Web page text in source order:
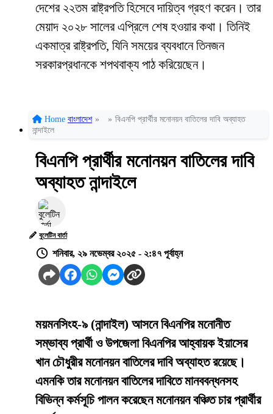
দেশের ২২তম রাষ্ট্রপতি হিসেবে দায়িত্ব গ্রহণ করেন। তার
মেয়াদ ২০২৮ সালের এপ্রিলে শেষ হওয়ার কথা। তিনিই
একমাত্র রাষ্ট্রপতি, যিনি সময়ের ব্যবধানে তিনজন
সরকারপ্রধানকে শপথবাক্য পাঠ করিয়েছেন।
Home বাংলাদেশ » » বিএনপি প্রার্থীর মনোনয়ন বাতিলের দাবি অব্যাহত
নান্দাইলে
বিএনপি প্রার্থীর মনোনয়ন বাতিলের দাবি
অব্যাহত নান্দাইলে
বুলেটিন বার্তা
শনিবার, ২৯ নভেম্বর ২০২৫ - ২:৪৭ পূর্বাহ্ন
ময়মনসিংহ-৯ (নান্দাইল) আসনে বিএনপির মনোনীত
সম্ভাব্য প্রার্থী ও উপজেলা বিএনপির আহ্বায়ক ইয়াসের
খান চৌধুরীর মনোনয়ন বাতিলের দাবি অব্যাহত রয়েছে।
এমনকি তার মনোনয়ন বাতিলের দাবিতে মানববন্ধনসহ
বিভিন্ন কর্মসূচি পালন করেছেন মনোনয়ন বঞ্চিত চার প্রার্থীর